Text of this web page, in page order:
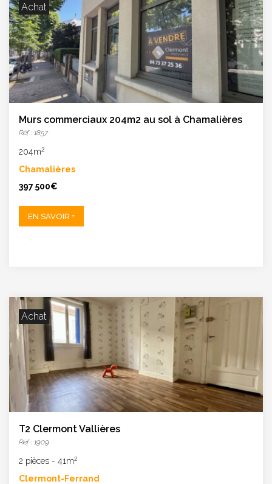
Achat
Murs commerciaux 204m2 au sol à Chamalières
Réf : 1857
204m2
Chamalières
397 500€
EN SAVOIR +
Achat
T2 Clermont Vallières
Réf : 1909
2 pièces - 41m2
Clermont-Ferrand